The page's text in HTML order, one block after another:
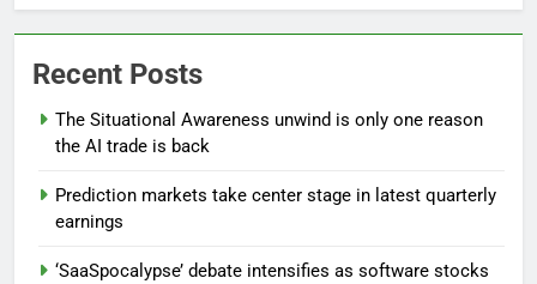
Recent Posts
The Situational Awareness unwind is only one reason
the AI trade is back
Prediction markets take center stage in latest quarterly
earnings
‘SaaSpocalypse’ debate intensifies as software stocks